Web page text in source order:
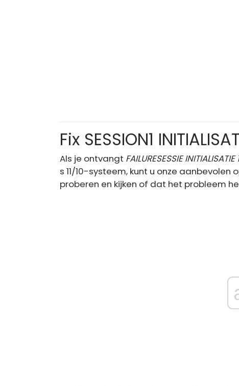
Fix SESSION1
Als je ontvangt FAILURESESSIE INITIALISATIE 1
s 11/10-systeem, kunt u onze
proberen en kijken of dat het probleem